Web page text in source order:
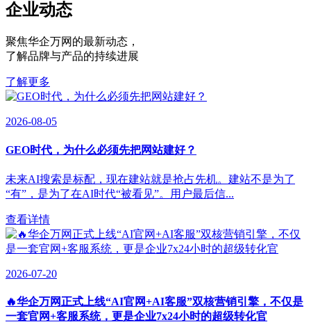
企业动态
聚焦华企万网的最新动态 ，
了解品牌与产品的持续进展
了解更多
2026-08-05
GEO时代，为什么必须先把网站建好？
未来AI搜索是标配，现在建站就是抢占先机。建站不是为了
“有”，是为了在AI时代“被看见”。用户最后信...
查看详情
2026-07-20
🔥华企万网正式上线“AI官网+AI客服”双核营销引擎，不仅是
一套官网+客服系统，更是企业7x24小时的超级转化官